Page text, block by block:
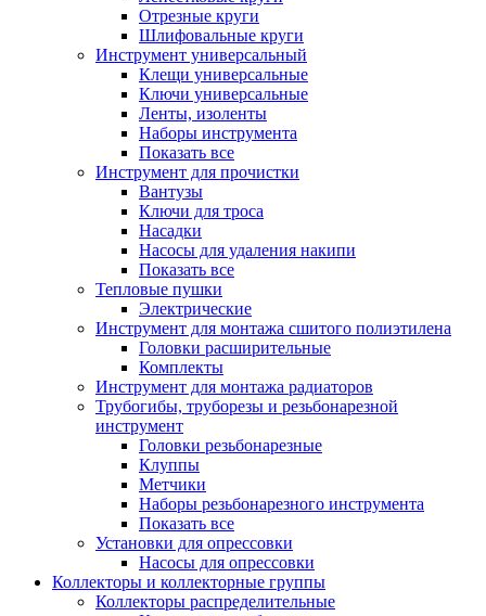
Отрезные круги
Шлифовальные круги
Инструмент универсальный
Клещи универсальные
Ключи универсальные
Ленты, изоленты
Наборы инструмента
Показать все
Инструмент для прочистки
Вантузы
Ключи для троса
Насадки
Насосы для удаления накипи
Показать все
Тепловые пушки
Электрические
Инструмент для монтажа сшитого полиэтилена
Головки расширительные
Комплекты
Инструмент для монтажа радиаторов
Трубогибы, труборезы и резьбонарезной
инструмент
Головки резьбонарезные
Клуппы
Метчики
Наборы резьбонарезного инструмента
Показать все
Установки для опрессовки
Насосы для опрессовки
Коллекторы и коллекторные группы
Коллекторы распределительные